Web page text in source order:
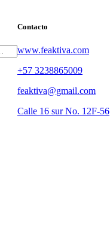
Contacto
www.feaktiva.com
+57 3238865009
feaktiva@gmail.com
Calle 16 sur No. 12F-56